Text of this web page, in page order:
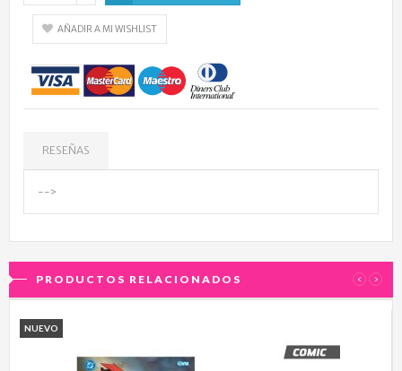
AÑADIR A MI WISHLIST
RESEÑAS
-->
PRODUCTOS RELACIONADOS ‹ ›
NUEVO